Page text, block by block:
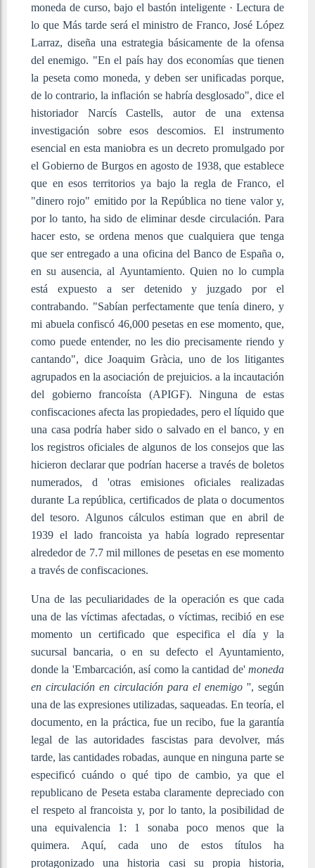
moneda de curso, bajo el bastón inteligente · Lectura de
lo que Más tarde será el ministro de Franco, José López
Larraz, diseña una estrategia básicamente de la ofensa
del enemigo. "En el país hay dos economías que tienen
la peseta como moneda, y deben ser unificadas porque,
de lo contrario, la inflación se habría desglosado", dice el
historiador Narcís Castells, autor de una extensa
investigación sobre esos descomios. El instrumento
esencial en esta maniobra es un decreto promulgado por
el Gobierno de Burgos en agosto de 1938, que establece
que en esos territorios ya bajo la regla de Franco, el
"dinero rojo" emitido por la República no tiene valor y,
por lo tanto, ha sido de eliminar desde circulación. Para
hacer esto, se ordena menos que cualquiera que tenga
que ser entregado a una oficina del Banco de España o,
en su ausencia, al Ayuntamiento. Quien no lo cumpla
está expuesto a ser detenido y juzgado por el
contrabando. "Sabían perfectamente que tenía dinero, y
mi abuela confiscó 46,000 pesetas en ese momento, que,
como puede entender, no les dio precisamente riendo y
cantando", dice Joaquim Gràcia, uno de los litigantes
agrupados en la asociación de prejuicios. a la incautación
del gobierno francoísta (APIGF). Ninguna de estas
confiscaciones afecta las propiedades, pero el líquido que
una casa podría haber sido o salvado en el banco, y en
los registros oficiales de algunos de los consejos que las
hicieron declarar que podrían hacerse a través de boletos
numerados, d 'otras emisiones oficiales realizadas
durante La república, certificados de plata o documentos
del tesoro. Algunos cálculos estiman que en abril de
1939 el lado francoista ya había logrado representar
alrededor de 7.7 mil millones de pesetas en ese momento
a través de confiscaciones.
Una de las peculiaridades de la operación es que cada
una de las víctimas afectadas, o víctimas, recibió en ese
momento un certificado que especifica el día y la
sucursal bancaria, o en su defecto el Ayuntamiento,
donde la 'Embarcación, así como la cantidad de' moneda
en circulación en circulación para el enemigo '', según
una de las expresiones utilizadas, saqueadas. En teoría, el
documento, en la práctica, fue un recibo, fue la garantía
legal de las autoridades fascistas para devolver, más
tarde, las cantidades robadas, aunque en ninguna parte se
especificó cuándo o qué tipo de cambio, ya que el
republicano de Peseta estaba claramente depreciado con
el respeto al francoista y, por lo tanto, la posibilidad de
una equivalencia 1: 1 sonaba poco menos que la
quimera. Aquí, cada uno de estos títulos ha
protagonizado una historia casi su propia historia,